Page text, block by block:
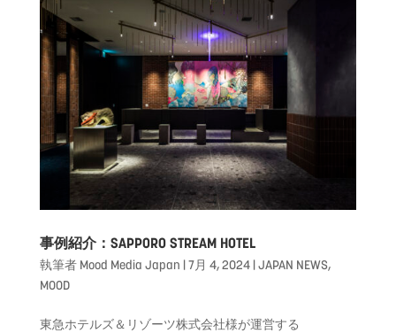
事例紹介：SAPPORO STREAM HOTEL
執筆者 Mood Media Japan |7月 4, 2024|JAPAN NEWS,
MOOD
東急ホテルズ＆リゾーツ株式会社様が運営する